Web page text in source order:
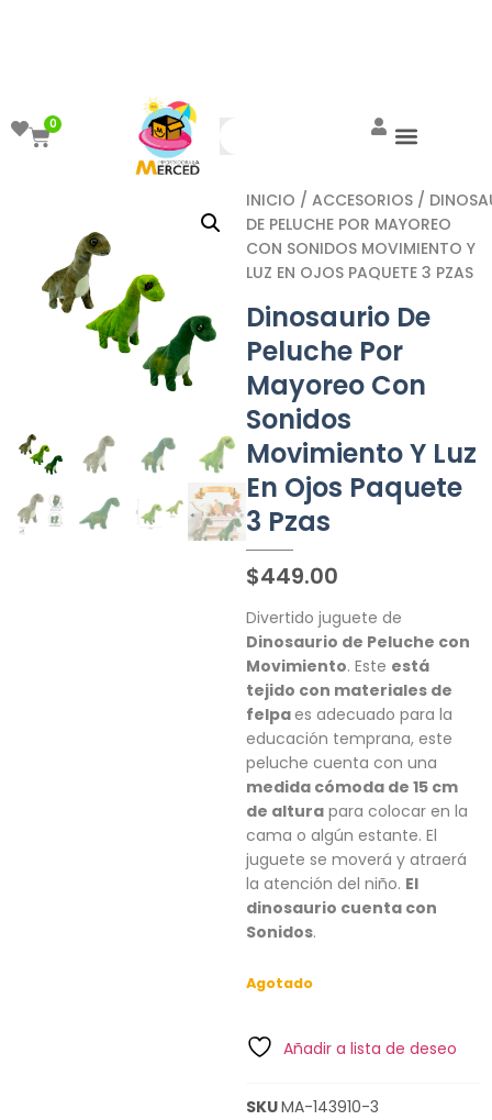
0
INICIO / ACCESORIOS /
DE PELUCHE POR MAYOREO
CON SONIDOS MOVIMIENTO Y
LUZ EN OJOS PAQUETE 3 PZAS
Dinosaurio De
Peluche Por
Mayoreo Con
Sonidos
Movimiento Y Luz
En Ojos Paquete
3 Pzas
$449.00
Divertido juguete de
Dinosaurio de Peluche con
Movimiento. Este está
tejido con materiales de
felpaes adecuado para la
educación temprana, este
peluche cuenta con una
medida cómoda de 15 cm
de altura para colocar en la
cama o algún estante. El
juguete se moverá y atraerá
la atención del niño. El
dinosaurio cuenta con
Sonidos.
Agotado
Añadir a lista de deseo
SKUMA-143910-3